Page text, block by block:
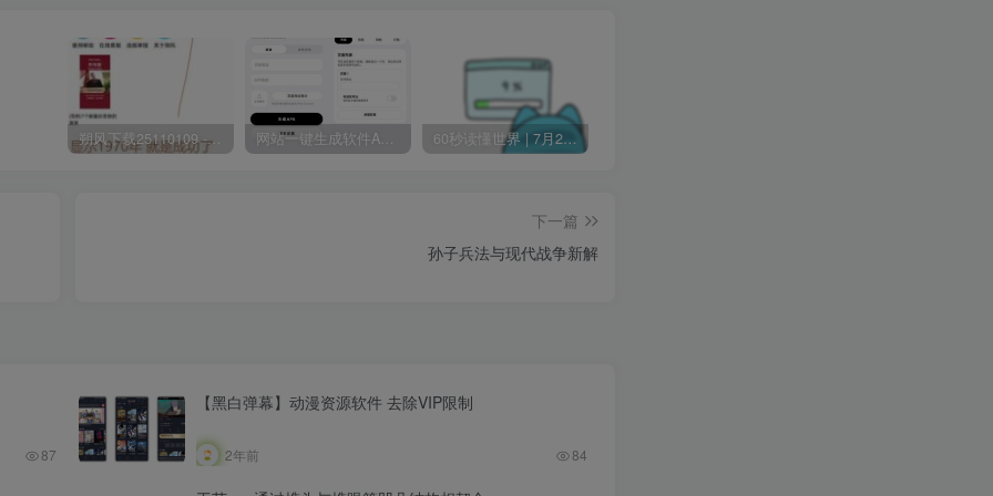
朔风下载25110109 -磁力下载神器-去VIP限制版本 网站一键生成软件APP 完美版 同时支持打包html文件 60秒读懂世界 | 7月24日 星期五
下一篇
孙子兵法与现代战争新解
87
【黑白弹幕】动漫资源软件 去除VIP限制
2年前 84